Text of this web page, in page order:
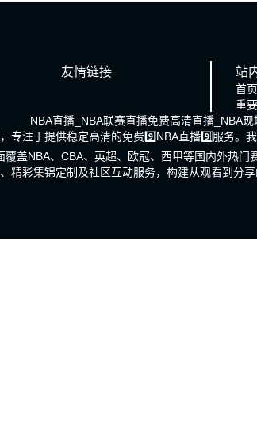
友情链接 站
首页
重
NBA直播_NBA联赛直播免费高清直播_NBA
专注于提供稳定高清的免费9️⃣NBA直播9️⃣服务
盖NBA、CBA、英超、欧冠、西甲等国内外热
精彩集锦定制及社区互动服务，构建从观看到分